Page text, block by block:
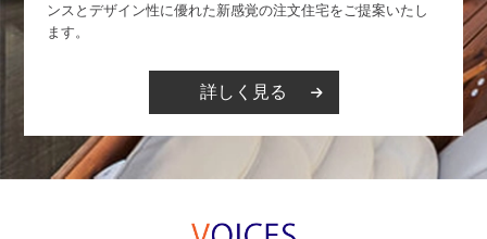
ンスとデザイン性に優れた新感覚の注文住宅をご提案いたし
ます。
詳しく見る